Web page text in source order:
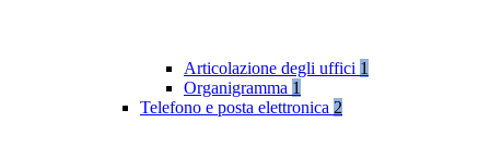
Articolazione degli uffici 1
Organigramma 1
Telefono e posta elettronica 2